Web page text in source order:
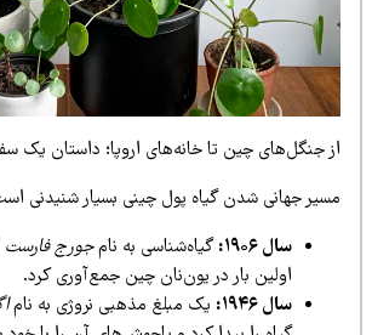
جنگل‌های چین تا خانه‌های اروپا؛ داستان یک سفر
جهانی شدن گیاه پول چینی بسیار شنیدنی است:
سال ۱۹۰۶:
گیاه‌شناسی به نامجورج فارستاین
اولین بار در یون‌نان چین جمع‌آوری کرد.
سال ۱۹۴۶:
یک مبلغ مذهبی نروژی به ناماگنار